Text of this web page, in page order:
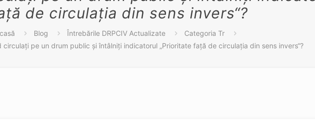
de circulația din sens invers“?
Blog Întrebările DRPCIV Actualizate
Categoria Tr
pe un drum public și întâlniți indicatorul „Prioritate față de circulația din sens invers“?